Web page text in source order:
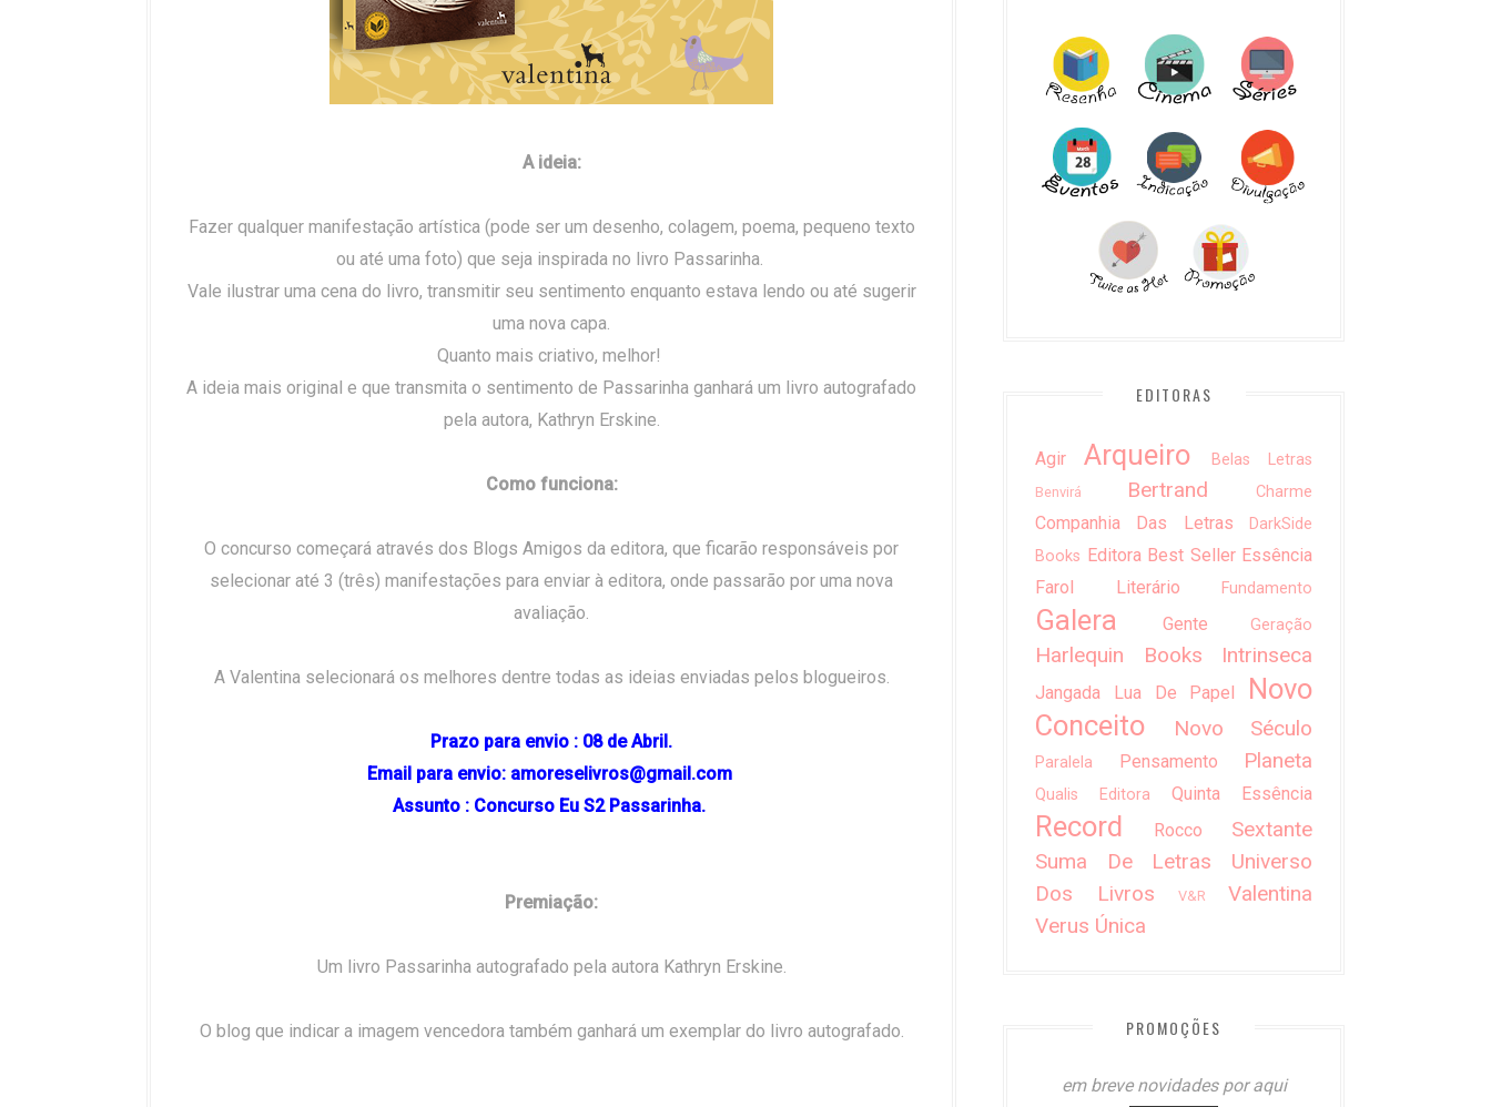
A ideia:
Fazer qualquer manifestação artística (pode ser um desenho, colagem, poema, pequeno texto
ou até uma foto) que seja inspirada no livro Passarinha.
Vale ilustrar uma cena do livro, transmitir seu sentimento enquanto estava lendo ou até sugerir
uma nova capa.
Quanto mais criativo, melhor!
A ideia mais original e que transmita o sentimento de Passarinha ganhará um livro autografado
pela autora, Kathryn Erskine.
Como funciona:
O concurso começará através dos Blogs Amigos da editora, que ficarão responsáveis por
selecionar até 3 (três) manifestações para enviar à editora, onde passarão por uma nova
avaliação.
A Valentina selecionará os melhores dentre todas as ideias enviadas pelos blogueiros.
Prazo para envio : 08 de Abril.
Email para envio: amoreselivros@gmail.com
Assunto : Concurso Eu S2 Passarinha.
Premiação:
Um livro Passarinha autografado pela autora Kathryn Erskine.
O blog que indicar a imagem vencedora também ganhará um exemplar do livro autografado.
EDITORAS
Agir Arqueiro Belas Letras
Benvirá Bertrand Charme
Companhia Das Letras
DarkSide
Books Editora Best Seller Essência
Farol Literário
Fundamento
Galera Gente Geração
Harlequin Books Intrinseca
Jangada Lua De Papel
Novo
Conceito
Novo Século
Paralela Pensamento Planeta
Qualis Editora Quinta Essência
Record Rocco
Sextante
Suma De Letras
Universo
Dos Livros
V&R
Valentina
Verus Única
PROMOÇÕES
em breve novidades por aqui